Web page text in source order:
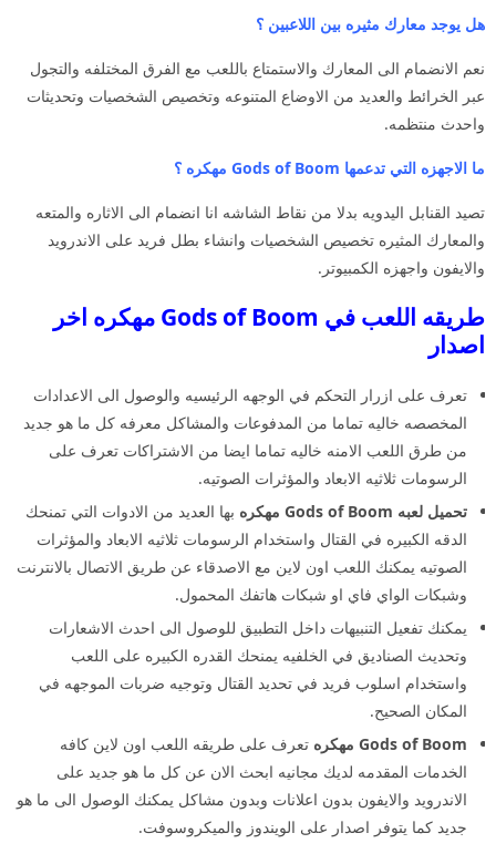
هل يوجد معارك مثيره بين اللاعبين ؟
نعم الانضمام الى المعارك والاستمتاع باللعب مع الفرق المختلفه والتجول
عبر الخرائط والعديد من الاوضاع المتنوعه وتخصيص الشخصيات وتحديثات
واحدث منتظمه.
ما الاجهزه التي تدعمها Gods of Boom مهكره ؟
تصيد القنابل اليدويه بدلا من نقاط الشاشه انا انضمام الى الاثاره والمتعه
والمعارك المثيره تخصيص الشخصيات وانشاء بطل فريد على الاندرويد
والايفون واجهزه الكمبيوتر.
طريقه اللعب في Gods of Boom مهكره اخر
اصدار
تعرف على ازرار التحكم في الوجهه الرئيسيه والوصول الى الاعدادات
المخصصه خاليه تماما من المدفوعات والمشاكل معرفه كل ما هو جديد
من طرق اللعب الامنه خاليه تماما ايضا من الاشتراكات تعرف على
الرسومات ثلاثيه الابعاد والمؤثرات الصوتيه.
تحميل لعبه Gods of Boom مهكره
بها العديد من الادوات التي تمنحك
الدقه الكبيره في القتال واستخدام الرسومات ثلاثيه الابعاد والمؤثرات
الصوتيه يمكنك اللعب اون لاين مع الاصدقاء عن طريق الاتصال بالانترنت
وشبكات الواي فاي او شبكات هاتفك المحمول.
يمكنك تفعيل التنبيهات داخل التطبيق للوصول الى احدث الاشعارات
وتحديث الصناديق في الخلفيه يمنحك القدره الكبيره على اللعب
واستخدام اسلوب فريد في تحديد القتال وتوجيه ضربات الموجهه في
المكان الصحيح.
Gods of Boom مهكره
تعرف على طريقه اللعب اون لاين كافه
الخدمات المقدمه لديك مجانيه ابحث الان عن كل ما هو جديد على
الاندرويد والايفون بدون اعلانات وبدون مشاكل يمكنك الوصول الى ما هو
جديد كما يتوفر اصدار على الويندوز والميكروسوفت.